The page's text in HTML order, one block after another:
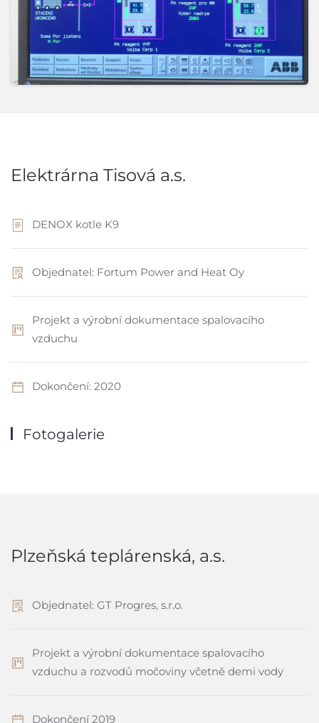
Elektrárna Tisová a.s.
DENOX kotle K9
Objednatel: Fortum Power and Heat Oy
Projekt a výrobní dokumentace spalovacího
vzduchu
Dokončení: 2020
Fotogalerie
Plzeňská teplárenská, a.s.
Objednatel: GT Progres, s.r.o.
Projekt a výrobní dokumentace spalovacího
vzduchu a rozvodů močoviny včetně demi vody
Dokončení 2019